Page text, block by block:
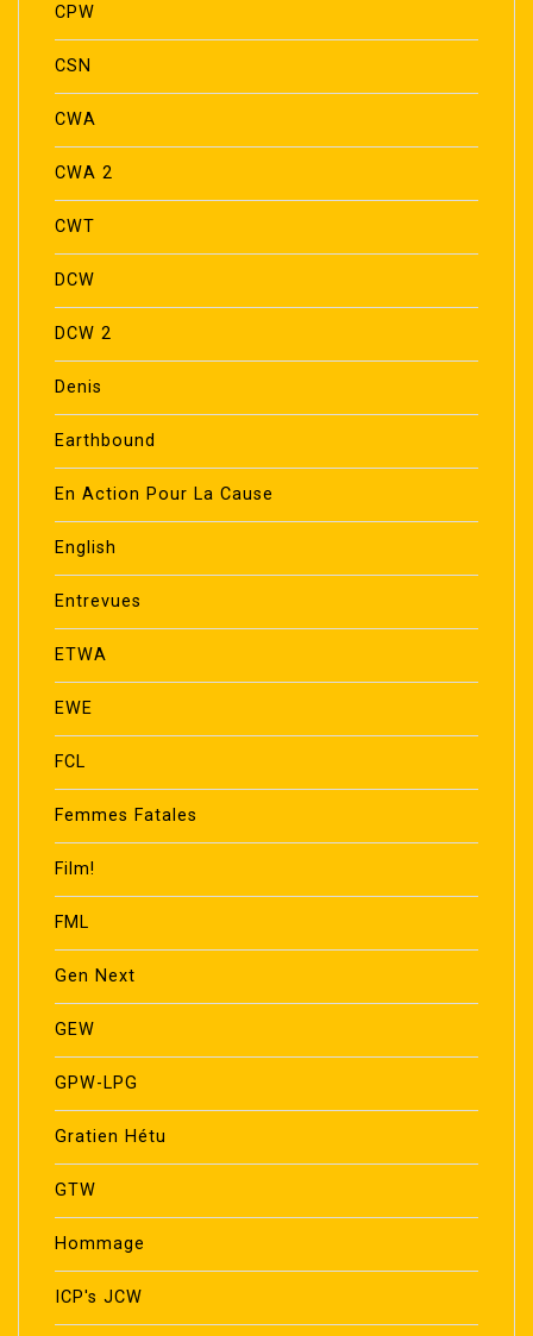
CPW
CSN
CWA
CWA 2
CWT
DCW
DCW 2
Denis
Earthbound
En Action Pour La Cause
English
Entrevues
ETWA
EWE
FCL
Femmes Fatales
Film!
FML
Gen Next
GEW
GPW-LPG
Gratien Hétu
GTW
Hommage
ICP's JCW